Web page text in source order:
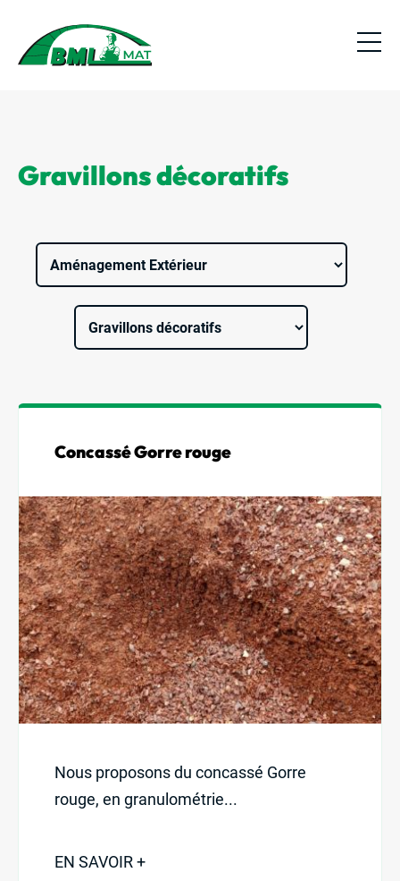
Gravillons décoratifs
Concassé Gorre rouge
Nous proposons du concassé Gorre
rouge, en granulométrie...
EN SAVOIR +